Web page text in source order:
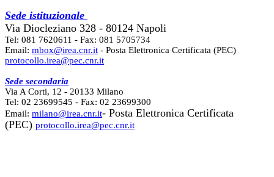
Sede istituzionale
Via Diocleziano 328 - 80124 Napoli
Tel: 081 7620611 - Fax: 081 5705734
Email: mbox@irea.cnr.it - Posta Elettronica Certificata (PEC)
protocollo.irea@pec.cnr.it
Sede secondaria
Via A Corti, 12 - 20133 Milano
Tel: 02 23699545 - Fax: 02 23699300
Email: milano@irea.cnr.it- Posta Elettronica Certificata
(PEC) protocollo.irea@pec.cnr.it